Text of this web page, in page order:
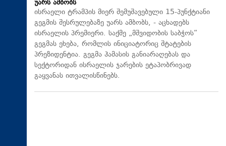
უარს ამბობს
ისრაელი ტრამპის მიერ შემუშავებული 15-პუნქტიანი
გეგმის შესრულებაზე უარს ამბობს, - აცხადებს
ისრაელის პრემიერი. საქმე „მშვიდობის საბჭოს“
გეგმას ეხება, რომლის ინიციატორიც შტატების
პრეზიდენტია. გეგმა ჰამასის განიარაღებას და
სექტორიდან ისრაელის ჯარების ეტაპობრივად
გაყვანას ითვალისწინებს.